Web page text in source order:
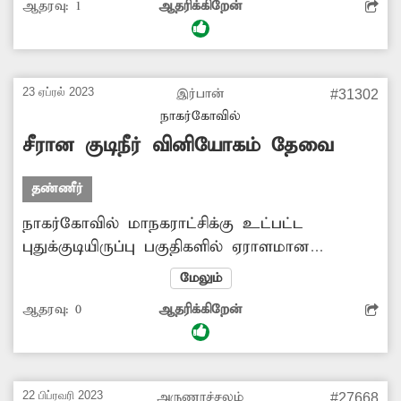
எனவே, சம்பந்தப்பட்ட அதிகாரிகள் குழாயில்
ஏற்பட்டுள்ள உடைப்பை சீரமைத்து குடிநீர்
வேண்டும்.-அப்துல்காதல், கிருஷ்ண்கோவில்.
ஆதரவு: 1 ஆதரிக்கிறேன்
23 ஏப்ரல் 2023
இர்பான்
நாகர்கோவில்
#31302
சீரான குடிநீர் வினியோகம் தேவை
தண்ணீர்
நாகர்கோவில் மாநகராட்சிக்கு உட்பட்ட
புதுக்குடியிருப்பு பகுதிகளில் ஏராளமான
பொதுமக்கள் வசித்து வருகின்றனர். இந்த
பகுதியில் கடந்த 20 நாட்களுக்கு மேலாக குடிநீர்
வினியோகம் செய்யப்படாமல் உள்ளது. சில
நேரங்களில் நள்ளிரவு நேரத்தில் லாரியில்
செய்கின்றனர். இதனால், பெரும்பாலான மக்கள்
மேலும்
ஆதரவு: 0 ஆதரிக்கிறேன்
22 பிப்ரவரி 2023
அருணாச்சலம்